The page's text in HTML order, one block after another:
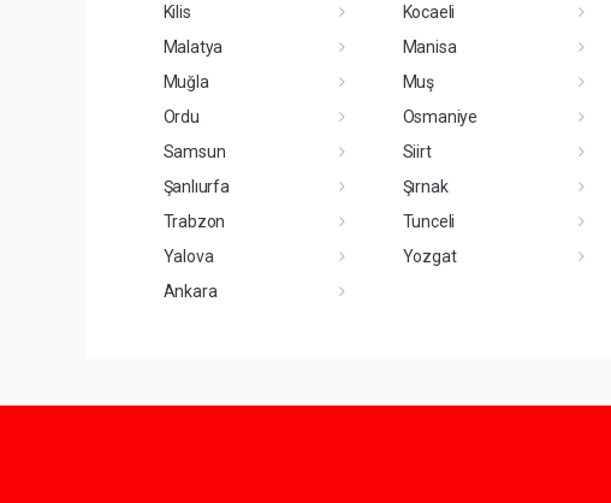
Kilis
Kocaeli
Malatya
Manisa
Muğla
Muş
Ordu
Osmaniye
Samsun
Siirt
Şanlıurfa
Şırnak
Trabzon
Tunceli
Yalova
Yozgat
Ankara